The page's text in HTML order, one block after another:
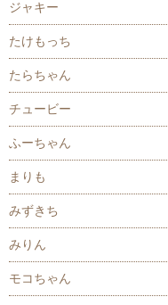
ジャキー
たけもっち
たらちゃん
チュービー
ふーちゃん
まりも
みずきち
みりん
モコちゃん